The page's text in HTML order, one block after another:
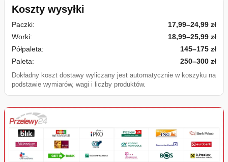
Koszty wysyłki
Paczki:
17,99–24,99 zł
Worki:
18,99–25,99 zł
Półpaleta:
145–175 zł
Paleta:
250–300 zł
Dokładny koszt dostawy wyliczany jest automatycznie w koszyku na
podstawie wymiarów, wagi i liczby produktów.